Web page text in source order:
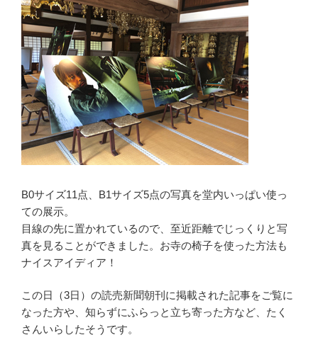
B0サイズ11点、B1サイズ5点の写真を堂内いっぱい使っ
ての展示。
目線の先に置かれているので、至近距離でじっくりと写
真を見ることができました。お寺の椅子を使った方法も
ナイスアイディア！
この日（3日）の読売新聞朝刊に掲載された記事をご覧に
なった方や、知らずにふらっと立ち寄った方など、たく
さんいらしたそうです。